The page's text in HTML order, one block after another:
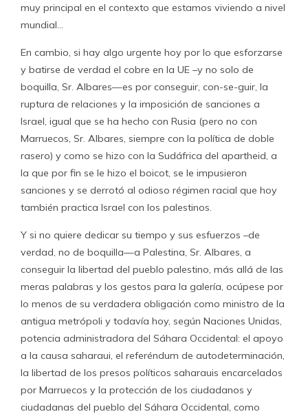
muy principal en el contexto que estamos viviendo a nivel
mundial…
En cambio, si hay algo urgente hoy por lo que esforzarse
y batirse de verdad el cobre en la UE –y no solo de
boquilla, Sr. Albares—es por conseguir, con-se-guir, la
ruptura de relaciones y la imposición de sanciones a
Israel, igual que se ha hecho con Rusia (pero no con
Marruecos, Sr. Albares, siempre con la política de doble
rasero) y como se hizo con la Sudáfrica del apartheid, a
la que por fin se le hizo el boicot, se le impusieron
sanciones y se derrotó al odioso régimen racial que hoy
también practica Israel con los palestinos.
Y si no quiere dedicar su tiempo y sus esfuerzos –de
verdad, no de boquilla—a Palestina, Sr. Albares, a
conseguir la libertad del pueblo palestino, más allá de las
meras palabras y los gestos para la galería, ocúpese por
lo menos de su verdadera obligación como ministro de la
antigua metrópoli y todavía hoy, según Naciones Unidas,
potencia administradora del Sáhara Occidental: el apoyo
a la causa saharaui, el referéndum de autodeterminación,
la libertad de los presos políticos saharauis encarcelados
por Marruecos y la protección de los ciudadanos y
ciudadanas del pueblo del Sáhara Occidental, como